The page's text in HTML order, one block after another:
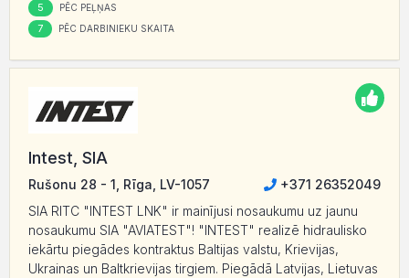
5 PĒC PEĻŅAS
7 PĒC DARBINIEKU SKAITA
Intest, SIA
Rušonu 28 - 1, Rīga, LV-1057
+371 26352049
SIA RITC "INTEST LNK" ir mainījusi nosaukumu uz jaunu
nosaukumu SIA "AVIATEST"! "INTEST" realizē hidraulisko
iekārtu piegādes kontraktus Baltijas valstu, Krievijas,
Ukrainas un Baltkrievijas tirgiem. Piegādā Latvijas, Lietuvas